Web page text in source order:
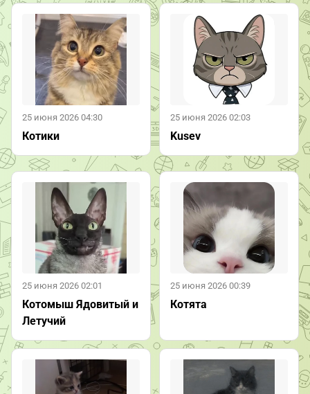
25 июня 2026 04:30
Котики
25 июня 2026 02:03
Kusev
25 июня 2026 02:01
Котомыш Ядовитый и
Летучий
25 июня 2026 00:39
Котята